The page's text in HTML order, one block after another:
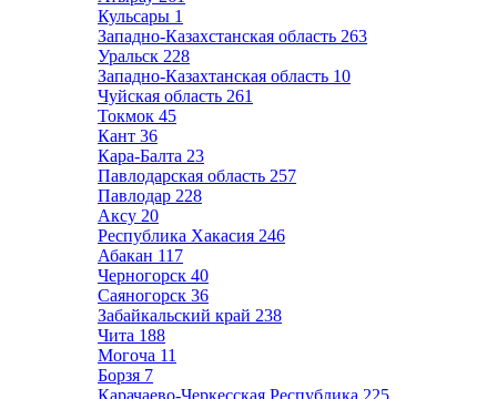
Кульсары 1
Западно-Казахстанская область 263
Уральск 228
Западно-Казахтанская область 10
Чуйская область 261
Токмок 45
Кант 36
Кара-Балта 23
Павлодарская область 257
Павлодар 228
Аксу 20
Республика Хакасия 246
Абакан 117
Черногорск 40
Саяногорск 36
Забайкальский край 238
Чита 188
Могоча 11
Борзя 7
Карачаево-Черкесская Республика 225